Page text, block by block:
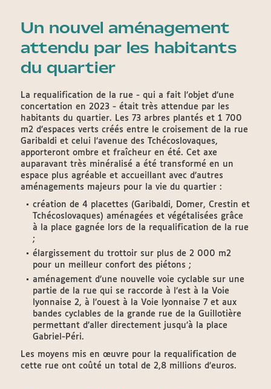
Un nouvel aménagement
attendu par les habitants
du quartier
La requalification de la rue - qui a fait l’objet d’une
concertation en 2023 - était très attendue par les
habitants du quartier. Les 73 arbres plantés et 1 700
m2 d’espaces verts créés entre le croisement de la rue
Garibaldi et celui l’avenue des Tchécoslovaques,
apporteront ombre et fraîcheur en été. Cet axe
auparavant très minéralisé a été transformé en un
espace plus agréable et accueillant avec d’autres
aménagements majeurs pour la vie du quartier :
création de 4 placettes (Garibaldi, Domer, Crestin et
Tchécoslovaques) aménagées et végétalisées grâce
à la place gagnée lors de la requalification de la rue
;
élargissement du trottoir sur plus de 2 000 m2
pour un meilleur confort des piétons ;
aménagement d’une nouvelle voie cyclable sur une
partie de la rue qui se raccorde à l’est à la Voie
lyonnaise 2, à l’ouest à la Voie lyonnaise 7 et aux
bandes cyclables de la grande rue de la Guillotière
permettant d’aller directement jusqu’à la place
Gabriel-Péri.
Les moyens mis en œuvre pour la requalification de
cette rue ont coûté un total de 2,8 millions d’euros.